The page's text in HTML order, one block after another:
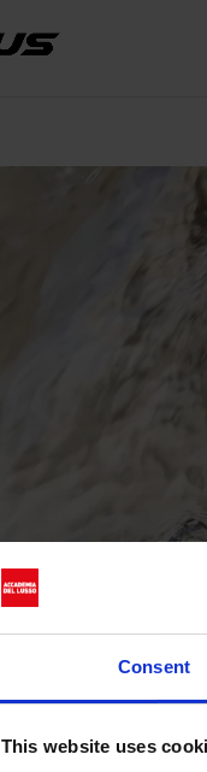
Consent
This website uses